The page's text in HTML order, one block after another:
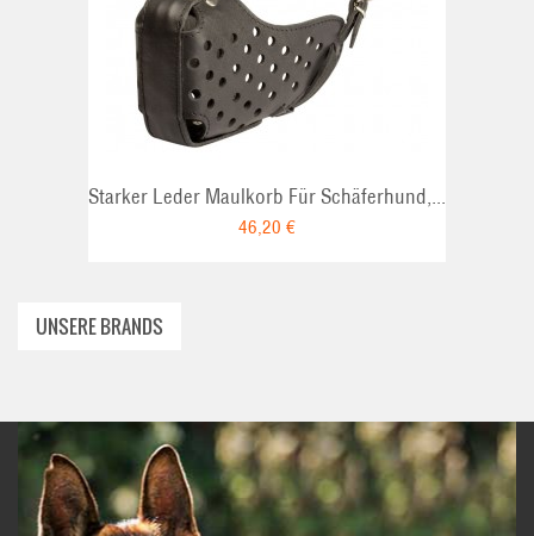
Starker Leder Maulkorb Für Schäferhund,...
46,20 €
UNSERE BRANDS